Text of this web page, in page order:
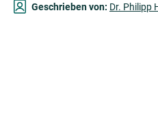
Geschrieben von: Dr. Philipp